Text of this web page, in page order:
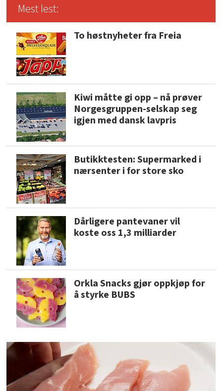
Mest lest:
To høstnyheter fra Freia
Kiwi måtte gi opp – nå prøver
Norgesgruppen-selskap seg
igjen med dansk lavpris
Butikktesten: Supermarked i
nærsenter i for store sko
Dårligere pantevaner vil
koste oss 1,3 milliarder
Orkla Snacks gjør oppkjøp for
å styrke BUBS